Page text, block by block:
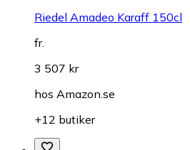
Riedel Amadeo Karaff 150cl
fr.
3 507 kr
hos Amazon.se
+12 butiker